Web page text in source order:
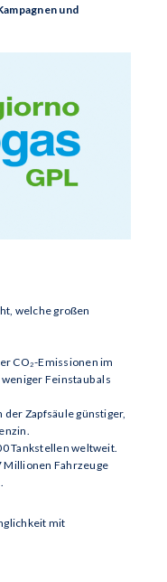
und
welche großen
CO₂-Emissionen im
Feinstaub als
Zapfsäule günstiger,
Tankstellen weltweit.
Millionen Fahrzeuge
mit